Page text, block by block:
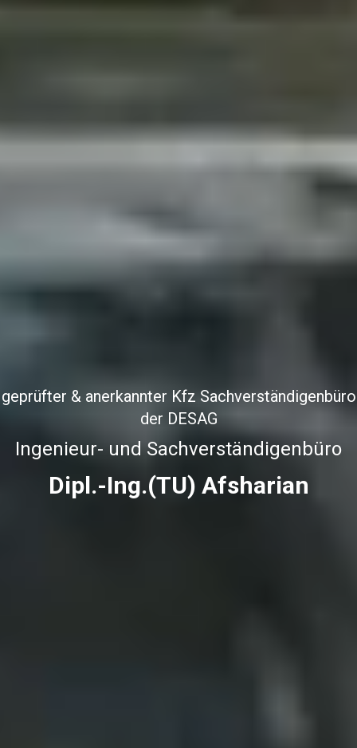
geprüfter & anerkannter Kfz Sachverständigenbüro
der DESAG
Ingenieur- und Sachverständigenbüro
Dipl.-Ing.(TU) Afsharian